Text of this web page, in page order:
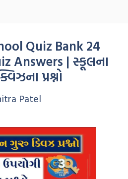
Quiz Bank 24
Answers | સ્કૂલના
પ્રશ્નો
Patel